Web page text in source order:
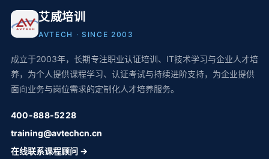
艾威培训
AVTECH · SINCE 2003
成立于2003年，长期专注职业认证培训、IT技术学习与企业人才培
养，为个人提供课程学习、认证考试与持续进阶支持，为企业提供
面向业务与岗位需求的定制化人才培养服务。
400-888-5228
training@avtechcn.cn
在线联系课程顾问 →